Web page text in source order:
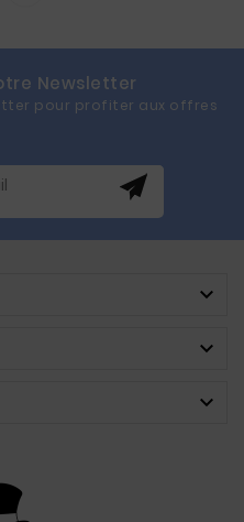
Newsletter
pour profiter aux offres


